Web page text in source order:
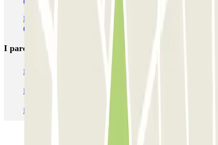
Parcheggi vicino al Terminal 3 dell'Aeroporto di Madrid - Barajas
(MAD)
I parcheggi
Parcheggio Venezia Parcheggio Piazzale Roma Venezia
Parcheggio Roma Parcheggio Milano
Parcheggio Malpensa Terminal 1 Parcheggio Malpensa